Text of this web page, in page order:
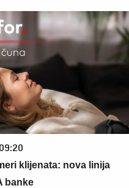
klijenata: nova linija
banke